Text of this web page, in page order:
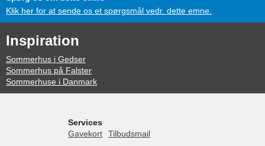
Klik her for at sende os et spørgsmål vedr. dette emne.
Inspiration
Sommerhus i Gedser
Sommerhus på Falster
Sommerhuse i Danmark
Services
Gavekort
Tilbudsmail